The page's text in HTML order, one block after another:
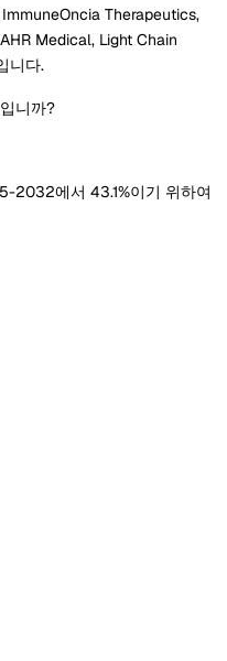
Therapeutics,
Medical, Light Chain
니다.
니까?
2032에서 43.1%이기 위하여